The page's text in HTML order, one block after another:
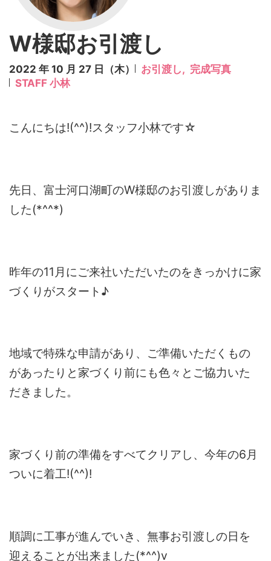
W様邸お引渡し
2022 年 10 月 27 日（木） お引渡し, 完成写真
STAFF 小林
こんにちは!(^^)!スタッフ小林です☆
先日、富士河口湖町のW様邸のお引渡しがありま
した(*^^*)
昨年の11月にご来社いただいたのをきっかけに家
づくりがスタート♪
地域で特殊な申請があり、ご準備いただくもの
があったりと家づくり前にも色々とご協力いた
だきました。
家づくり前の準備をすべてクリアし、今年の6月
ついに着工!(^^)!
順調に工事が進んでいき、無事お引渡しの日を
迎えることが出来ました(*^^)v